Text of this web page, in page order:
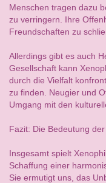
Menschen tragen dazu
zu verringern. Ihre
Freundschaften zu
Allerdings gibt es auch
Gesellschaft kann
durch die Vielfalt
zu finden. Neugier und
Umgang mit den
Fazit: Die Bedeutung
Insgesamt spielt
Schaffung einer
Sie ermutigt uns, das